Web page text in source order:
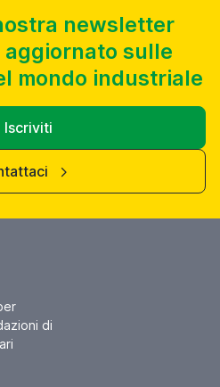
newsletter
aggiornato sulle
mondo industriale
Iscriviti
di